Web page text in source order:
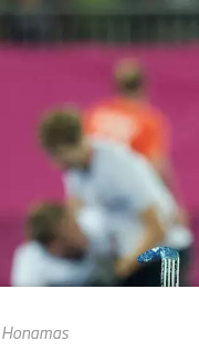
Honamas